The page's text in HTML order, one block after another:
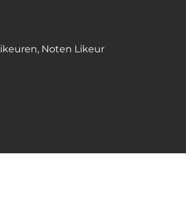
, Noten Likeur